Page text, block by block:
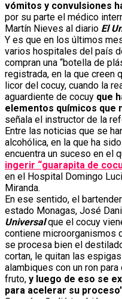
vómitos y convulsiones
por su parte el médico
Martín Nieves al diario El
Y es que en los últimos
varios hospitales del país
compran una “botella de
registrada, en la que creen
licor del cocuy, cuando la
aguardiente de cocuy que
elementos químicos que
señala el instructor de la
Entre las noticias que se
alcohólica, en la que ha
encuentra un suceso en el
ingerir “guarapita de
en el Hospital Domingo
Miranda.
En ese sentido, el
estado Monagas, José
Universal que el cocuy
contiene microorganismos
se procesa bien el
cortan, le quitan las
alambiques con un ron
fruto, y luego de eso se
para acelerar su